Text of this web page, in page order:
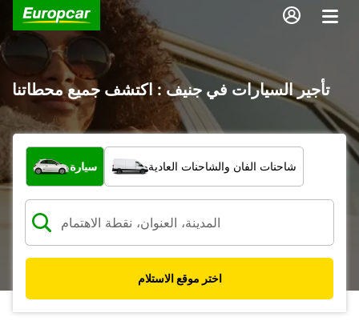
تأجير السيارات في جنيف : اكتشف جميع محطاتنا
ما نوع المركبة؟
سيارة شاحنات الفان والشاحنات العادية
اختر موقع الاستلام